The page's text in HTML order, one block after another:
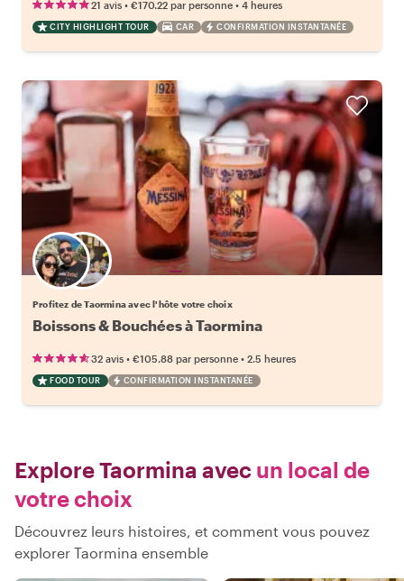
21 avis • €170.22 par personne • 4 heures
CITY HIGHLIGHT TOUR CAR CONFIRMATION INSTANTANÉE
Choisissez votre local favori
Profitez de Taormina avec l'hôte votre choix
Boissons & Bouchées à Taormina
32 avis • €105.88 par personne • 2.5 heures
FOOD TOUR CONFIRMATION INSTANTANÉE
Explore Taormina avec un local de
votre choix
Découvrez leurs histoires, et comment vous pouvez
explorer Taormina ensemble